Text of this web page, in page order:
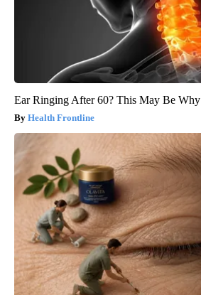
Ear Ringing After 60? This May Be Why
Health Frontline